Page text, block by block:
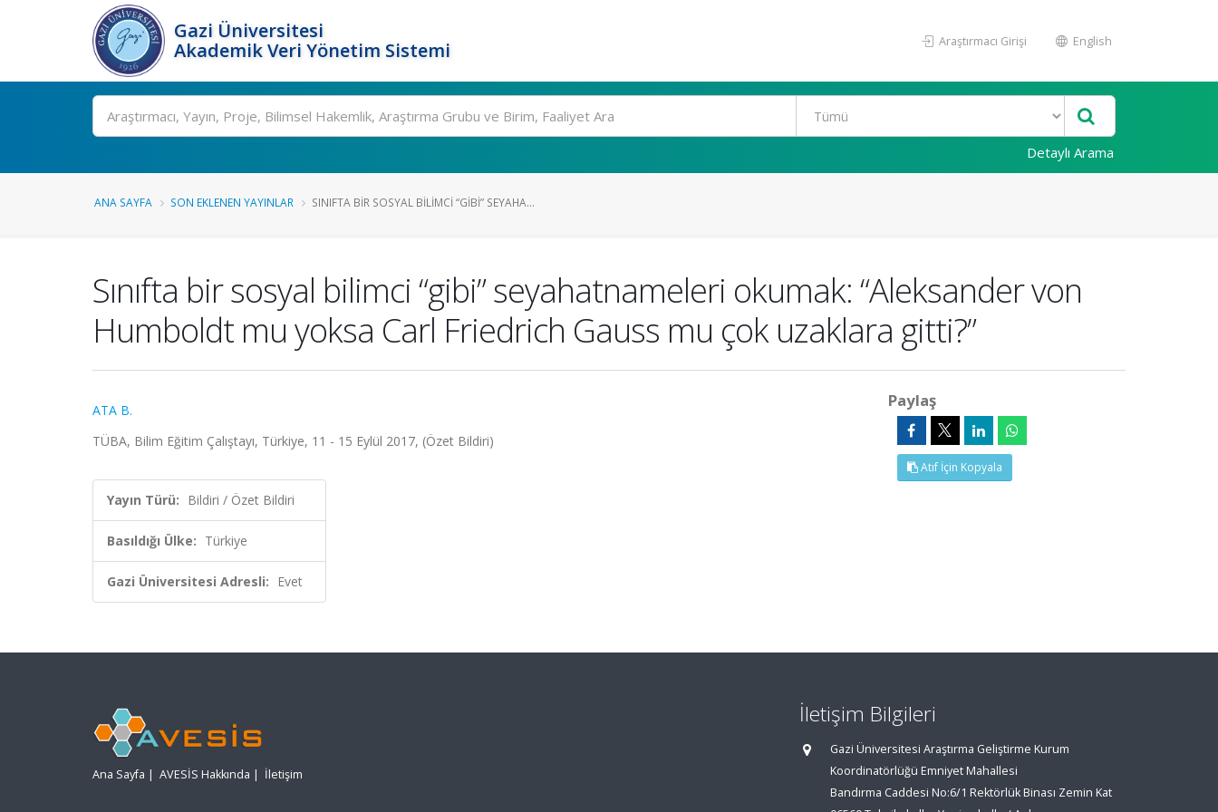
Gazi Üniversitesi
Akademik Veri Yönetim Sistemi
Araştırmacı Girişi English
Ara
Detaylı Arama
ANA SAYFA SON EKLENEN YAYINLAR SINIFTA BIR SOSYAL BILIMCI “GIBI” SEYAHA...
Sınıfta bir sosyal bilimci “gibi” seyahatnameleri okumak: “Aleksander von
Humboldt mu yoksa Carl Friedrich Gauss mu çok uzaklara gitti?”
ATA B.
TÜBA, Bilim Eğitim Çalıştayı, Türkiye, 11 - 15 Eylül 2017, (Özet Bildiri)
Yayın Türü: Bildiri / Özet Bildiri
Basıldığı Ülke: Türkiye
Gazi Üniversitesi Adresli: Evet
Paylaş
Atıf İçin Kopyala
Ana Sayfa | AVESİS Hakkında | İletişim
İletişim Bilgileri
Gazi Üniversitesi Araştırma Geliştirme Kurum
Koordinatörlüğü Emniyet Mahallesi
Bandırma Caddesi No:6/1 Rektörlük Binası Zemin Kat